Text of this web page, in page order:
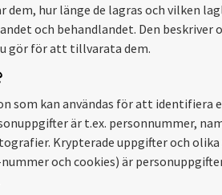
dem, hur länge de lagras och vilken
och behandlandet. Den beskriver
gör för att tillvarata dem.
som kan användas för att identifiera
är t.ex. personnummer,
Krypterade uppgifter och olika
och cookies) är